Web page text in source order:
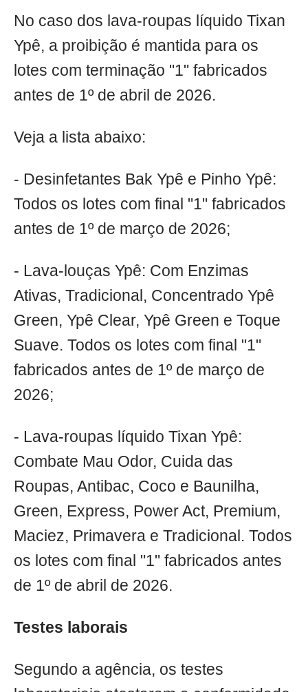
No caso dos lava-roupas líquido Tixan
Ypê, a proibição é mantida para os
lotes com terminação "1" fabricados
antes de 1º de abril de 2026.
Veja a lista abaixo:
- Desinfetantes Bak Ypê e Pinho Ypê:
Todos os lotes com final "1" fabricados
antes de 1º de março de 2026;
- Lava-louças Ypê: Com Enzimas
Ativas, Tradicional, Concentrado Ypê
Green, Ypê Clear, Ypê Green e Toque
Suave. Todos os lotes com final "1"
fabricados antes de 1º de março de
2026;
- Lava-roupas líquido Tixan Ypê:
Combate Mau Odor, Cuida das
Roupas, Antibac, Coco e Baunilha,
Green, Express, Power Act, Premium,
Maciez, Primavera e Tradicional. Todos
os lotes com final "1" fabricados antes
de 1º de abril de 2026.
Testes laborais
Segundo a agência, os testes